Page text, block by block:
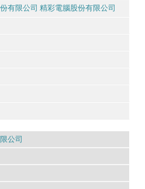
有限公司 精彩電腦股份有限公司
公司